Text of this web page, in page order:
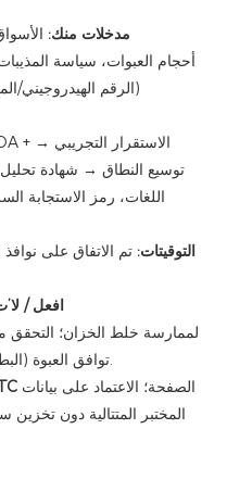
مدخلات منك:
(الرقم الهيدروجيني/
توسيع النطاق → شهادة تحليل
اللغات، رمز الاستجابة
التوقيتات: تم الاتفاق على
افعل /
توافق العبوة (البطانة/الحشية)؛ احترام الحدود القلوية.
الصفحة؛ الاعتماد على بيانات
المختبر المتتالية دون